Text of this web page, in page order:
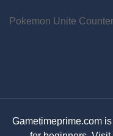
Pokemon Unite Counter
Gametimeprime.com